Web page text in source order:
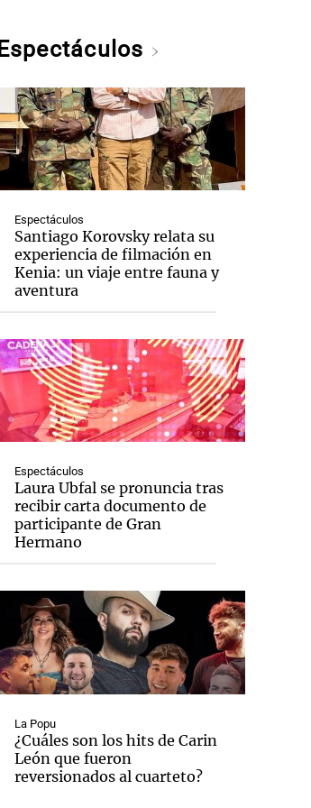
Espectáculos
Espectáculos
Santiago Korovsky relata su
experiencia de filmación en
Kenia: un viaje entre fauna y
aventura
Espectáculos
Laura Ubfal se pronuncia tras
recibir carta documento de
participante de Gran
Hermano
La Popu
¿Cuáles son los hits de Carin
León que fueron
reversionados al cuarteto?
Notas